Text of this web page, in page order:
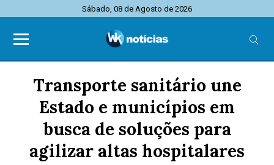
Sábado, 08 de Agosto de 2026
Transporte sanitário une
Estado e municípios em
busca de soluções para
agilizar altas hospitalares